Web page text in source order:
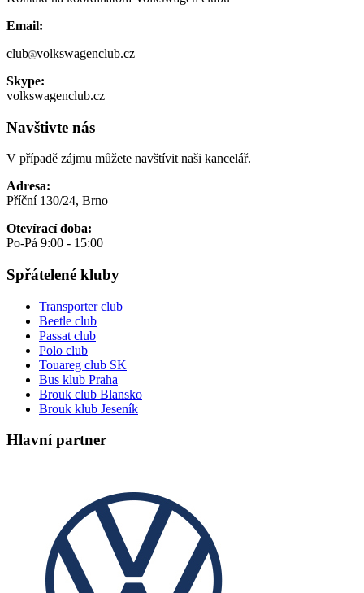
Email:
club volkswagenclub.cz
Skype:
volkswagenclub.cz
Navštivte nás
V případě zájmu můžete navštívit naši kancelář.
Adresa:
Příční 130/24, Brno
Otevírací doba:
Po-Pá 9:00 - 15:00
Spřátelené kluby
Transporter club
Beetle club
Passat club
Polo club
Touareg club SK
Bus klub Praha
Brouk club Blansko
Brouk klub Jeseník
Hlavní partner